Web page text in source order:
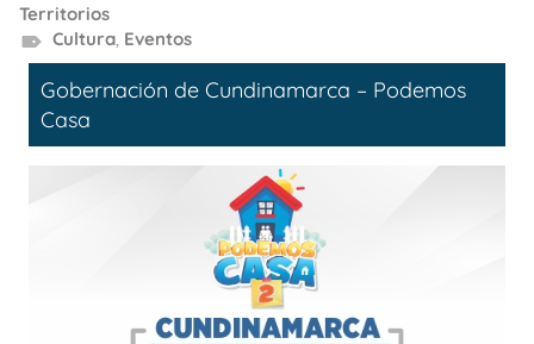
Territorios
Cultura, Eventos
Gobernación de Cundinamarca – Podemos
Casa